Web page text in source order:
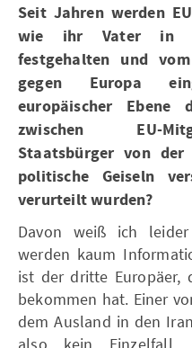
Seit Jahren werden
wie ihr Vater in
festgehalten und
gegen Europa
europäischer Ebene
zwischen EU-
Staatsbürger von der
politische Geiseln
verurteilt wurden?
Davon weiß ich
werden kaum
ist der dritte Europäer,
bekommen hat. Einer
dem Ausland in den
also kein